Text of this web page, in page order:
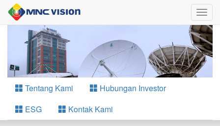
Tentang Kami
Hubungan Investor
ESG
Kontak Kami